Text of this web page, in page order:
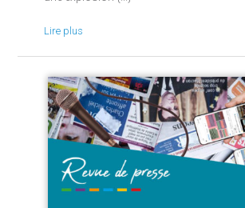
Lire plus